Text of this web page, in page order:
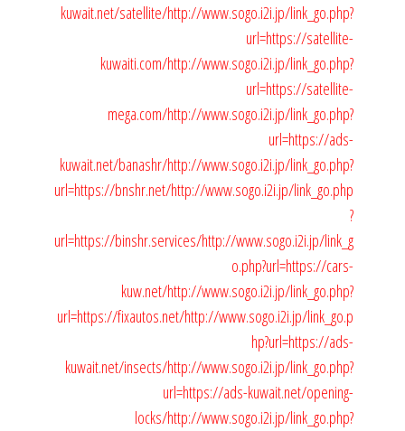
kuwait.net/satellite/http://www.sogo.i2i.jp/link_go.php?
url=https://satellite-
kuwaiti.com/http://www.sogo.i2i.jp/link_go.php?
url=https://satellite-
mega.com/http://www.sogo.i2i.jp/link_go.php?
url=https://ads-
kuwait.net/banashr/http://www.sogo.i2i.jp/link_go.php?
url=https://bnshr.net/http://www.sogo.i2i.jp/link_go.php
?
url=https://binshr.services/http://www.sogo.i2i.jp/link_g
o.php?url=https://cars-
kuw.net/http://www.sogo.i2i.jp/link_go.php?
url=https://fixautos.net/http://www.sogo.i2i.jp/link_go.p
hp?url=https://ads-
kuwait.net/insects/http://www.sogo.i2i.jp/link_go.php?
url=https://ads-kuwait.net/opening-
locks/http://www.sogo.i2i.jp/link_go.php?